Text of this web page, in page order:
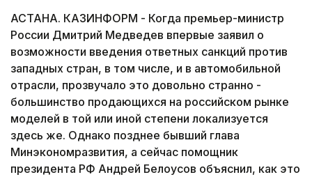
АСТАНА. КАЗИНФОРМ - Когда премьер-министр
России Дмитрий Медведев впервые заявил о
возможности введения ответных санкций против
западных стран, в том числе, и в автомобильной
отрасли, прозвучало это довольно странно -
большинство продающихся на российском рынке
моделей в той или иной степени локализуется
здесь же. Однако позднее бывший глава
Минэкономразвития, а сейчас помощник
президента РФ Андрей Белоусов объяснил, как это